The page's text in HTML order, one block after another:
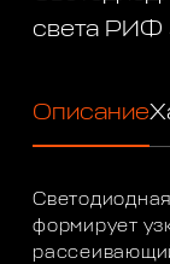
света РИФ
Описание
формирует